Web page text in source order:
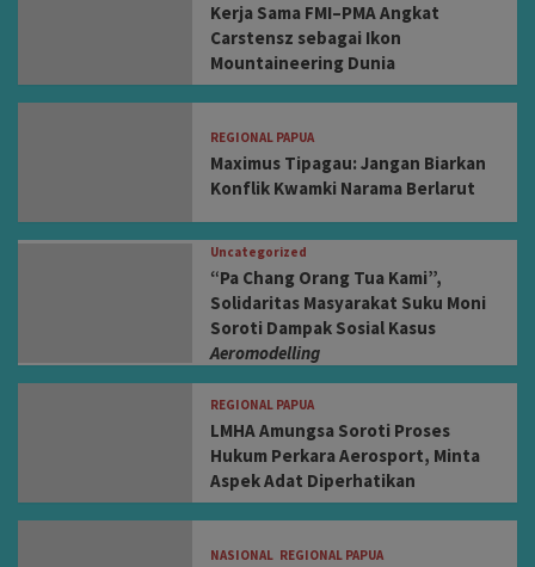
Kerja Sama FMI–PMA Angkat
Carstensz sebagai Ikon
Mountaineering Dunia
REGIONAL PAPUA
Maximus Tipagau: Jangan Biarkan
Konflik Kwamki Narama Berlarut
Uncategorized
“Pa Chang Orang Tua Kami”,
Solidaritas Masyarakat Suku Moni
Soroti Dampak Sosial Kasus
Aeromodelling
REGIONAL PAPUA
LMHA Amungsa Soroti Proses
Hukum Perkara Aerosport, Minta
Aspek Adat Diperhatikan
NASIONAL REGIONAL PAPUA